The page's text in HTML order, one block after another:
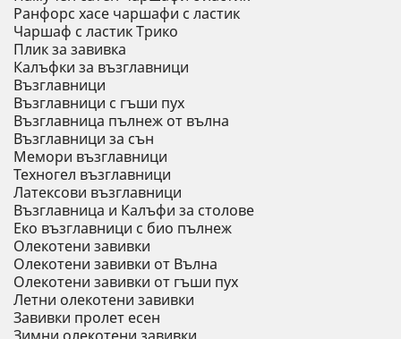
Ранфорс хасе чаршафи с ластик
Чаршаф с ластик Трико
Плик за завивкa
Калъфки за възглавници
Възглавници
Възглавници с гъши пух
Възглавница пълнеж от вълна
Възглавници за сън
Мемори възглавници
Техногел възглавници
Латексови възглавници
Възглавница и Калъфи за столове
Еко възглавници с био пълнеж
Олекотени завивки
Олекотени завивки от Вълна
Олекотени завивки от гъши пух
Летни олекотени завивки
Завивки пролет есен